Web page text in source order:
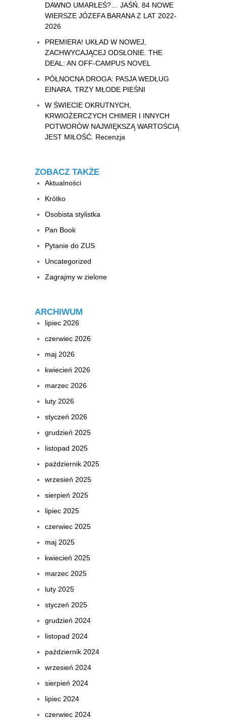
DAWNO UMARŁEŚ?… JAŚŃ. 84 NOWE
WIERSZE JÓZEFA BARANA Z LAT 2022-
2026
PREMIERA! UKŁAD W NOWEJ,
ZACHWYCAJĄCEJ ODSŁONIE. THE
DEAL: AN OFF-CAMPUS NOVEL
PÓŁNOCNA DROGA: PASJA WEDŁUG
EINARA. TRZY MŁODE PIEŚNI
W ŚWIECIE OKRUTNYCH,
KRWIOŻERCZYCH CHIMER I INNYCH
POTWORÓW NAJWIĘKSZĄ WARTOŚCIĄ
JEST MIŁOŚĆ. Recenzja
ZOBACZ TAKŻE
Aktualności
Krótko
Osobista stylistka
Pan Book
Pytanie do ZUS
Uncategorized
Zagrajmy w zielone
ARCHIWUM
lipiec 2026
czerwiec 2026
maj 2026
kwiecień 2026
marzec 2026
luty 2026
styczeń 2026
grudzień 2025
listopad 2025
październik 2025
wrzesień 2025
sierpień 2025
lipiec 2025
czerwiec 2025
maj 2025
kwiecień 2025
marzec 2025
luty 2025
styczeń 2025
grudzień 2024
listopad 2024
październik 2024
wrzesień 2024
sierpień 2024
lipiec 2024
czerwiec 2024